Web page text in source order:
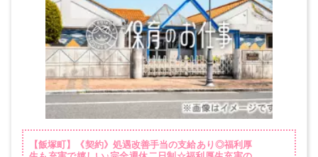
【飯塚町】《契約》処遇改善手当の支給あり◎福利厚